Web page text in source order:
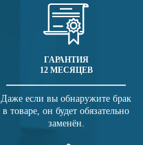
ГАРАНТИЯ
12 МЕСЯЦЕВ
Даже если вы обнаружите брак
в товаре, он будет обязательно
заменён.